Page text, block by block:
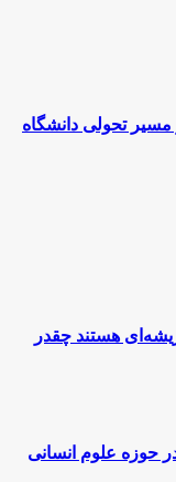
تحولی دانشگاه
هستند چقدر
حوزه علوم انسانی